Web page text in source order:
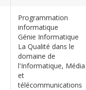
Programmation
informatique
Génie Informatique
La Qualité dans le
domaine de
l'Informatique, Média
et
télécommunications